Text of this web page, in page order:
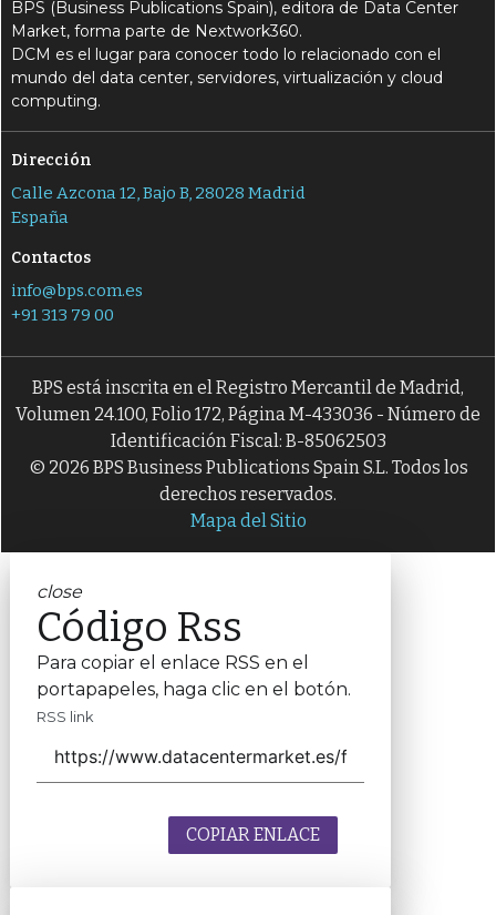
BPS (Business Publications Spain), editora de Data Center
Market, forma parte de Nextwork360.
DCM es el lugar para conocer todo lo relacionado con el
mundo del data center, servidores, virtualización y cloud
computing.
Dirección
Calle Azcona 12, Bajo B, 28028 Madrid
España
Contactos
info@bps.com.es
+91 313 79 00
BPS está inscrita en el Registro Mercantil de Madrid,
Volumen 24.100, Folio 172, Página M-433036 - Número de
Identificación Fiscal: B-85062503
© 2026 BPS Business Publications Spain S.L. Todos los
derechos reservados.
Mapa del Sitio
close
Código Rss
Para copiar el enlace RSS en el
portapapeles, haga clic en el botón.
RSS link
COPIAR ENLACE